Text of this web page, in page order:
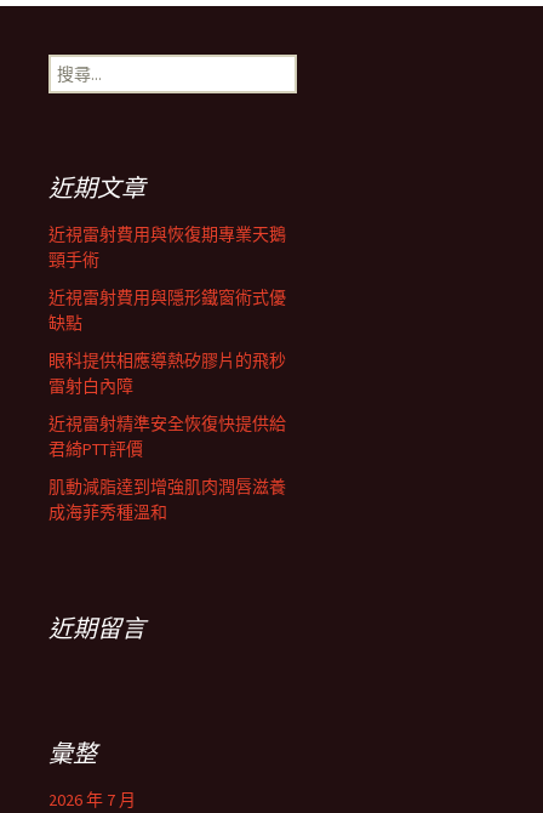
搜
尋
近期文章
近視雷射費用與恢復期專業天鵝
頸手術
近視雷射費用與隱形鐵窗術式優
缺點
眼科提供相應導熱矽膠片的飛秒
雷射白內障
近視雷射精準安全恢復快提供給
君綺PTT評價
肌動減脂達到增強肌肉潤唇滋養
成海菲秀種溫和
近期留言
彙整
2026 年 7 月